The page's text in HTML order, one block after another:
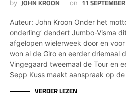
by JOHN KROON on 11
Auteur: John Kroon Onder het
onderling’ dendert Jumbo-Visma
afgelopen wielerweek door en
won al de Giro en eerder driemaal
Vingegaard tweemaal de Tour en
Sepp Kuss maakt aanspraak op
VERDER LEZEN